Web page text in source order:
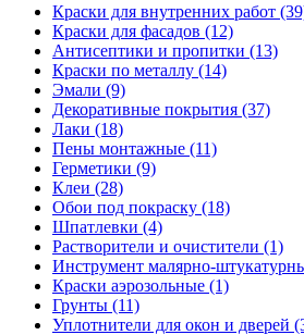
Краски для внутренних работ
Краски для фасадов (12)
Антисептики и пропитки (13)
Краски по металлу (14)
Эмали (9)
Декоративные покрытия (37)
Лаки (18)
Пены монтажные (11)
Герметики (9)
Клеи (28)
Обои под покраску (18)
Шпатлевки (4)
Растворители и очистители (1)
Инструмент малярно-
Краски аэрозольные (1)
Грунты (11)
Уплотнители для окон и дверей